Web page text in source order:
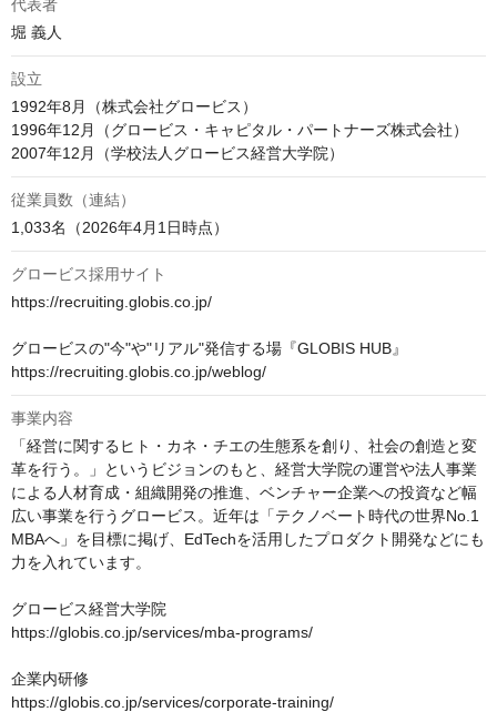
代表者
堀 義人
設立
1992年8月（株式会社グロービス）
1996年12月（グロービス・キャピタル・パートナーズ株式会社）
2007年12月（学校法人グロービス経営大学院）
従業員数（連結）
1,033名（2026年4月1日時点）
グロービス採用サイト
https://recruiting.globis.co.jp/
グロービスの"今"や"リアル"発信する場『GLOBIS HUB』
https://recruiting.globis.co.jp/weblog/
事業内容
「経営に関するヒト・カネ・チエの生態系を創り、社会の創造と変
革を行う。」というビジョンのもと、経営大学院の運営や法人事業
による人材育成・組織開発の推進、ベンチャー企業への投資など幅
広い事業を行うグロービス。近年は「テクノベート時代の世界No.1
MBAへ」を目標に掲げ、EdTechを活用したプロダクト開発などにも
力を入れています。
グロービス経営大学院
https://globis.co.jp/services/mba-programs/
企業内研修
https://globis.co.jp/services/corporate-training/